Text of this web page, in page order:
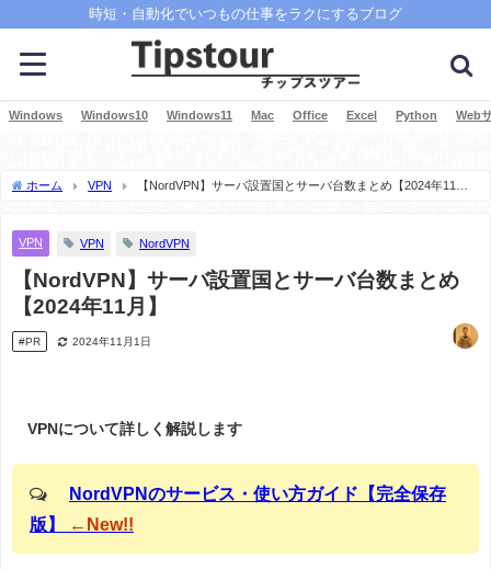
時短・自動化でいつもの仕事をラクにするブログ
Windows Windows10 Windows11 Mac Office Excel Python Web
ホーム VPN
【NordVPN】サーバ設置国とサーバ台数まとめ【2024年11
VPN VPN NordVPN
【NordVPN】サーバ設置国とサーバ台数まとめ
【2024年11月】
#PR 2024年11月1日
VPNについて詳しく解説します
NordVPNのサービス・使い方ガイド【完全保存
版】
←New!!